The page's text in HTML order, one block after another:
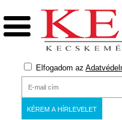
Elfogadom az